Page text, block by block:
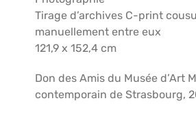
Tirage d’archives C-print
manuellement entre eux
121,9 x 152,4 cm
Don des Amis du Musée d’Art
contemporain de Strasbourg,